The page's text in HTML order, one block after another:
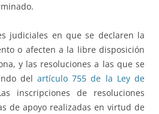
judiciales en que se declaren la
o afecten a la libre disposición
y las resoluciones a las que se
del artículo 755 de la Ley de
inscripciones de resoluciones
de apoyo realizadas en virtud de